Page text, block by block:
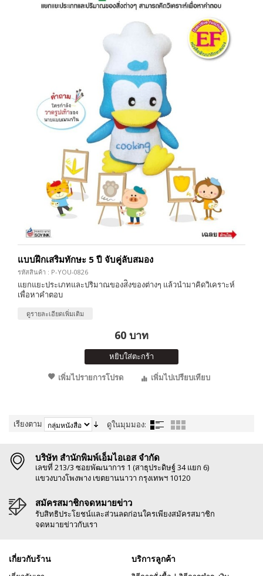
แบบฝึกเสริมทักษะ 5 ปี จับคู่ลับสมอง
รหัสสินค้า : P-YOU-0826
แยกแยะประเภทและปริมาณของส่ิงของต่างๆ แล้วนำมาคิดวิเคราะห์
เพื่อหาคำตอบ
ดูรายละเอียดเพิ่มเติม
60 บาท
หยิบใส่ตะกร้า
เพิ่มไปรายการโปรด
เพิ่มไปเปรียบเทียบ
เรียงตาม ดูในมุมมอง:
บริษัท สำนักพิมพ์เอ็มไอเอส จำกัด
เลขที่ 213/3 ซอยพัฒนาการ 1 (สาธุประดิษฐ์ 34 แยก 6)
แขวงบางโพงพาง เขตยานนาวา กรุงเทพฯ 10120
สมัครสมาชิกจดหมายข่าว
รับสิทธิประโยชน์และส่วนลดก่อนใครเพียงสมัครสมาชิก
จดหมายข่าวกับเรา
เกี่ยวกับร้าน บริการลูกค้า